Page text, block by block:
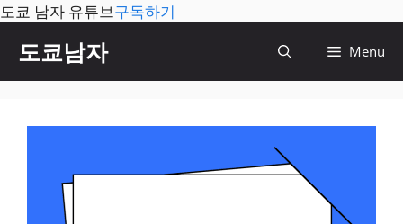
도쿄 남자 유튜브구독하기
츠
도쿄남자 Menu